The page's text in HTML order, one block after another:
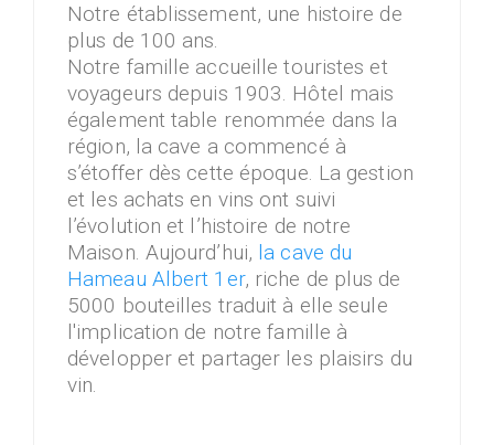
Notre établissement, une histoire de
plus de 100 ans.
Notre famille accueille touristes et
voyageurs depuis 1903. Hôtel mais
également table renommée dans la
région, la cave a commencé à
s’étoffer dès cette époque. La gestion
et les achats en vins ont suivi
l’évolution et l’histoire de notre
Maison. Aujourd’hui, la cave du
Hameau Albert 1er, riche de plus de
5000 bouteilles traduit à elle seule
l'implication de notre famille à
développer et partager les plaisirs du
vin.